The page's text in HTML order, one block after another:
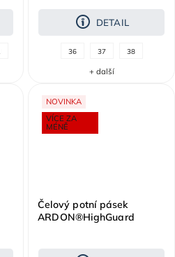
DETAIL
36 37 38
+ další
NOVINKA
VÍCE ZA
MÉNĚ
Čelový potní pásek
ARDON®HighGuard